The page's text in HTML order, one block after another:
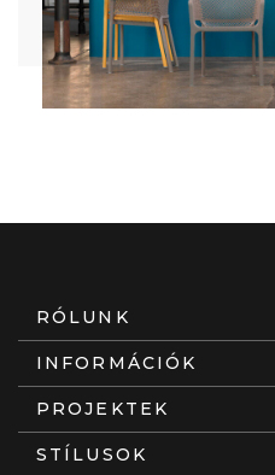
RÓLUNK
INFORMÁCIÓK
PROJEKTEK
STÍLUSOK